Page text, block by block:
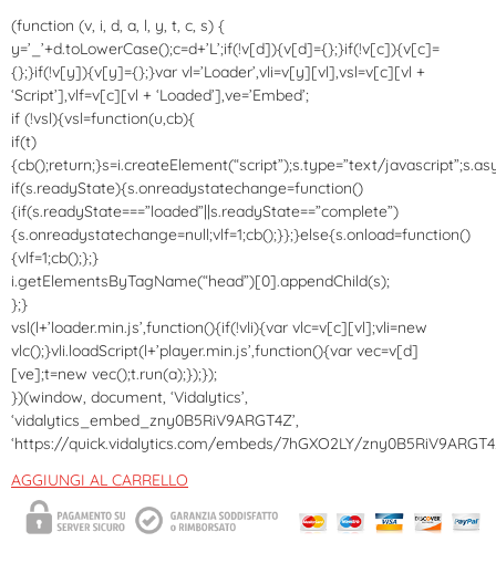
(function (v, i, d, a, l, y, t, c, s) {
y=’_’+d.toLowerCase();c=d+’L’;if(!v[d]){v[d]={};}if(!v[c]){v[c]=
{};}if(!v[y]){v[y]={};}var vl=’Loader’,vli=v[y][vl],vsl=v[c][vl +
‘Script’],vlf=v[c][vl + ‘Loaded’],ve=’Embed’;
if (!vsl){vsl=function(u,cb){
if(t)
{cb();return;}s=i.createElement(“script”);s.type=”text/
if(s.readyState){s.onreadystatechange=function()
{if(s.readyState===”loaded”||s.readyState==”complete”)
{s.onreadystatechange=null;vlf=1;cb();}};}else{s.onload=function()
{vlf=1;cb();};}
i.getElementsByTagName(“head”)[0].appendChild(s);
};}
vsl(l+’loader.min.js’,function(){if(!vli){var vlc=v[c][vl];vli=new
vlc();}vli.loadScript(l+’player.min.js’,function(){var vec=v[d]
[ve];t=new vec();t.run(a);});});
})(window, document, ‘Vidalytics’,
‘vidalytics_embed_zny0B5RiV9ARGT4Z’,
‘https://quick.vidalytics.com/embeds/7hGXO2LY/
AGGIUNGI AL CARRELLO